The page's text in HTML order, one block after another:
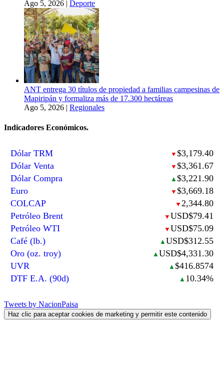
Ago 5, 2026 | Deporte
ANT entrega 30 títulos de propiedad a familias campesinas de
Mapiripán y formaliza más de 17.300 hectáreas
Ago 5, 2026 | Regionales
Indicadores Económicos.
Dólar TRM ▼ $3,179.40
Dólar Venta
▼ $3,361.67
Dólar Compra
▲ $3,221.90
Euro
▼ $3,669.18
COLCAP
▼ 2,344.80
Petróleo Brent
▼ USD$79.41
Petróleo WTI
▼ USD$75.09
Café (lb.)
▲ USD$312.55
Oro (oz. troy)
▲ USD$4,331.30
UVR
▲ $416.8574
DTF E.A. (90d)
▲ 10.34%
Tweets by NacionPaisa
Haz clic para aceptar cookies de marketing y permitir este contenido